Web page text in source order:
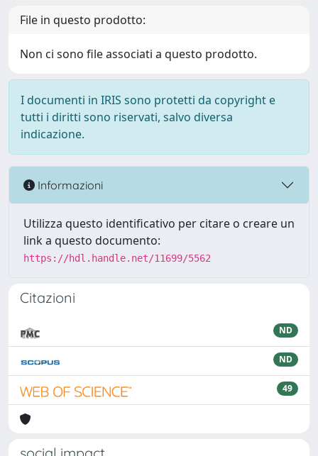
File in questo prodotto:
Non ci sono file associati a questo prodotto.
I documenti in IRIS sono protetti da copyright e
tutti i diritti sono riservati, salvo diversa
indicazione.
Informazioni
Utilizza questo identificativo per citare o creare un
link a questo documento:
https://hdl.handle.net/11699/5562
Citazioni
ND
ND
49